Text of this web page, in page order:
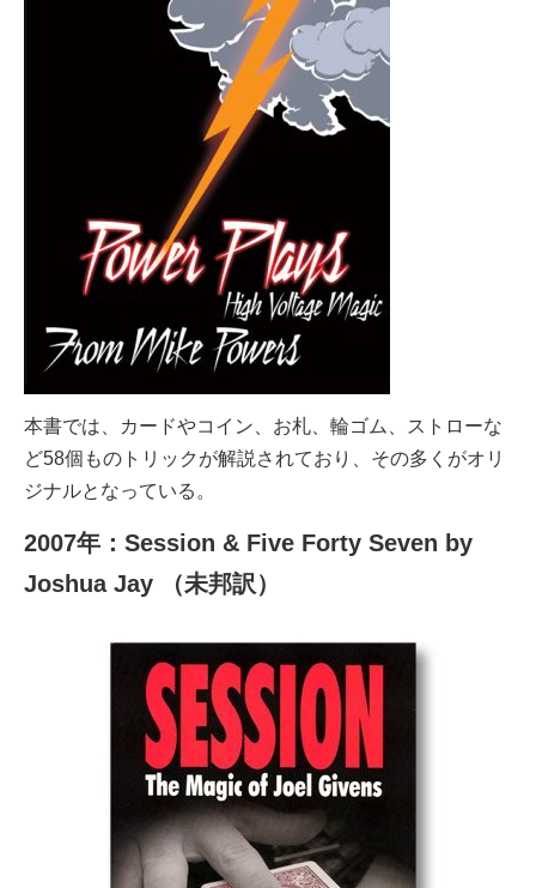
本書では、カードやコイン、お札、輪ゴム、ストローな
ど58個ものトリックが解説されており、その多くがオリ
ジナルとなっている。
2007年：Session & Five Forty Seven by
Joshua Jay （未邦訳）